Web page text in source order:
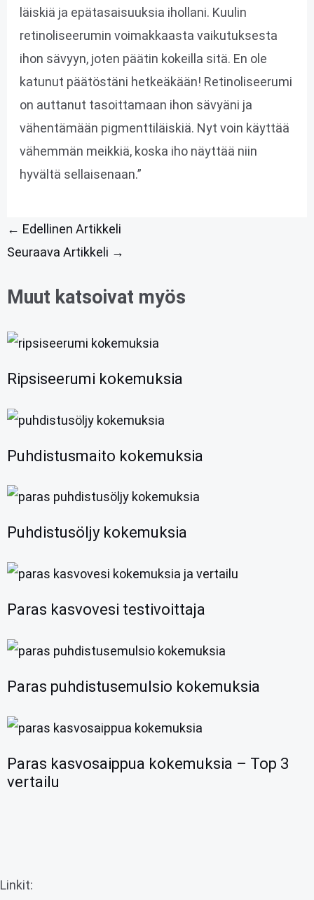
läiskiä ja epätasaisuuksia ihollani. Kuulin
retinoliseerumin voimakkaasta vaikutuksesta
ihon sävyyn, joten päätin kokeilla sitä. En ole
katunut päätöstäni hetkeäkään! Retinoliseerumi
on auttanut tasoittamaan ihon sävyäni ja
vähentämään pigmenttiläiskiä. Nyt voin käyttää
vähemmän meikkiä, koska iho näyttää niin
hyvältä sellaisenaan.”
← Edellinen Artikkeli
Seuraava Artikkeli →
Muut katsoivat myös
Ripsiseerumi kokemuksia
Puhdistusmaito kokemuksia
Puhdistusöljy kokemuksia
Paras kasvovesi testivoittaja
Paras puhdistusemulsio kokemuksia
Paras kasvosaippua kokemuksia – Top 3
vertailu
Linkit: